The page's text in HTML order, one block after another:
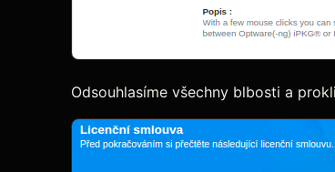
Odsouhlasíme všechny blbosti a